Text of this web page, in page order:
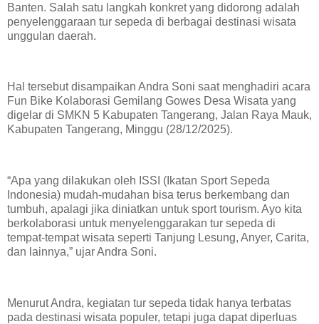
Banten. Salah satu langkah konkret yang didorong adalah
penyelenggaraan tur sepeda di berbagai destinasi wisata
unggulan daerah.
Hal tersebut disampaikan Andra Soni saat menghadiri acara
Fun Bike Kolaborasi Gemilang Gowes Desa Wisata yang
digelar di SMKN 5 Kabupaten Tangerang, Jalan Raya Mauk,
Kabupaten Tangerang, Minggu (28/12/2025).
​“Apa yang dilakukan oleh ISSI (Ikatan Sport Sepeda
Indonesia) mudah-mudahan bisa terus berkembang dan
tumbuh, apalagi jika diniatkan untuk sport tourism. Ayo kita
berkolaborasi untuk menyelenggarakan tur sepeda di
tempat-tempat wisata seperti Tanjung Lesung, Anyer, Carita,
dan lainnya,” ujar Andra Soni.
​Menurut Andra, kegiatan tur sepeda tidak hanya terbatas
pada destinasi wisata populer, tetapi juga dapat diperluas